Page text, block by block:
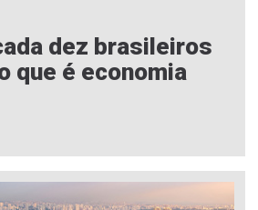
dez brasileiros
que é economia